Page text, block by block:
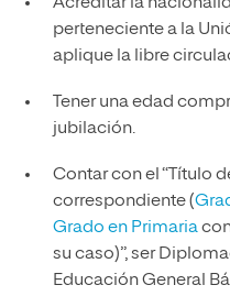
perteneciente a la
aplique la libre
Tener una edad
jubilación.
Contar con el “Título
correspondiente (
Grado en Primariacon
su caso)”, ser
Educación General